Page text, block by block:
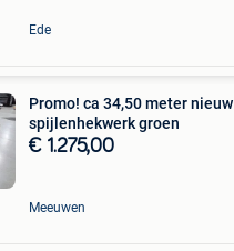
Ede
Promo! ca 34,50 meter nieuw
spijlenhekwerk groen
€ 1.275,00
Meeuwen